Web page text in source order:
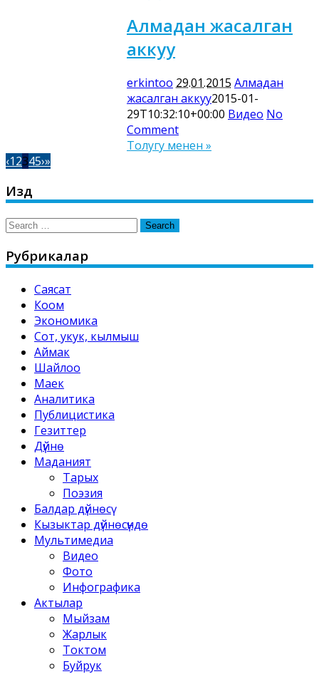
Алмадан жасалган
аккуу
erkintoo 29.01.2015 Алмадан
жасалган аккуу2015-01-
29T10:32:10+00:00 Видео No
Comment
Толугу менен »
‹12345›»
Издөө
Search
Рубрикалар
Саясат
Коом
Экономика
Сот, укук, кылмыш
Аймак
Шайлоо
Маек
Аналитика
Публицистика
Гезиттер
Дүйнө
Маданият
Тарых
Поэзия
Балдар дүйнөсү
Кызыктар дүйнөсүндө
Мультимедиа
Видео
Фото
Инфографика
Актылар
Мыйзам
Жарлык
Токтом
Буйрук